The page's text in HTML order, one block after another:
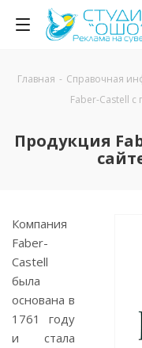
Главная - Справочная
Faber-Castell
Продукция
Компания
Faber-
Castell
была
основана в
1761 году
и стала